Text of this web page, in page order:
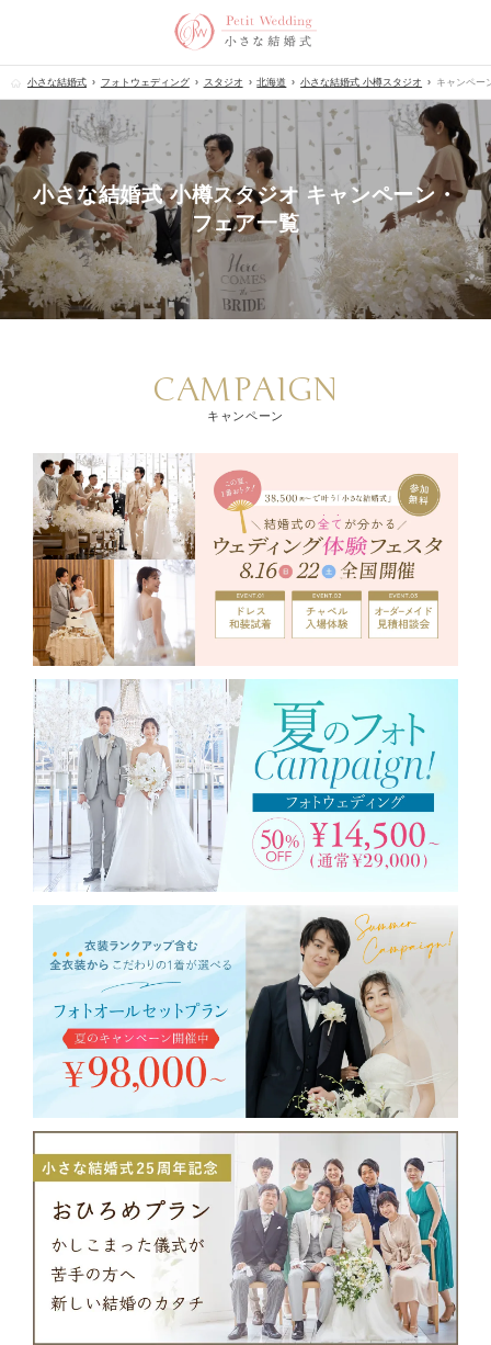
小さな結婚式 フォトウェディング スタジオ 北海道 小さな結婚式 小樽スタジオ キャンペー
小さな結婚式 小樽スタジオ キャンペーン・
フェア一覧
CAMPAIGN
キャンペーン